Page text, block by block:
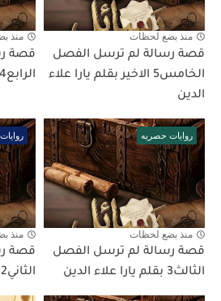
منذ بضع لحظات
قصة رسالة لم ترسل الفصل
الخامس5 الاخير بقلم يارا علاء
الدين
منذ
قصة
الرابع4 بقلم يارا علاء الدين
روايات حصريه
منذ بضع لحظات
قصة رسالة لم ترسل الفصل
الثالث3 بقلم يارا علاء الدين
منذ
قصة
الثاني2 بقلم يارا علاء الدين